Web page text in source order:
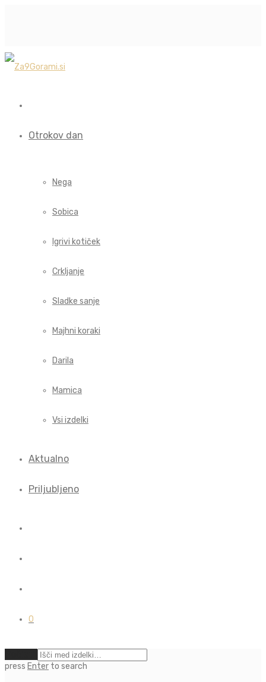
Otrokov dan
Nega
Sobica
Igrivi kotiček
Crkljanje
Sladke sanje
Majhni koraki
Darila
Mamica
Vsi izdelki
Aktualno
Priljubljeno
0
press Enter to search